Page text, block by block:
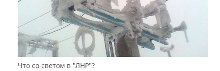
Что со светом в "ЛНР"?